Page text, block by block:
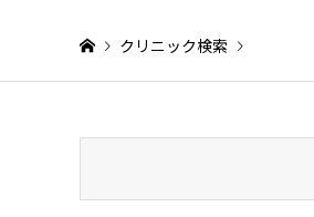
クリニック検索